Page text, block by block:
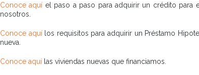
Conoce aquí el paso a paso para adquirir un crédito para
nosotros.
Conoce aquílos requisitos para adquirir un Préstamo
nueva.
Conoce aquí las viviendas nuevas que financiamos.